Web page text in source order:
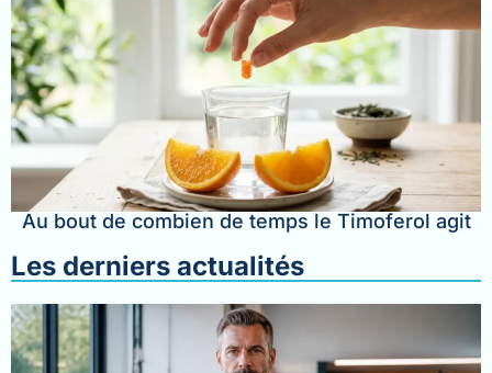
Au bout de combien de temps le Timoferol agit
Les derniers actualités